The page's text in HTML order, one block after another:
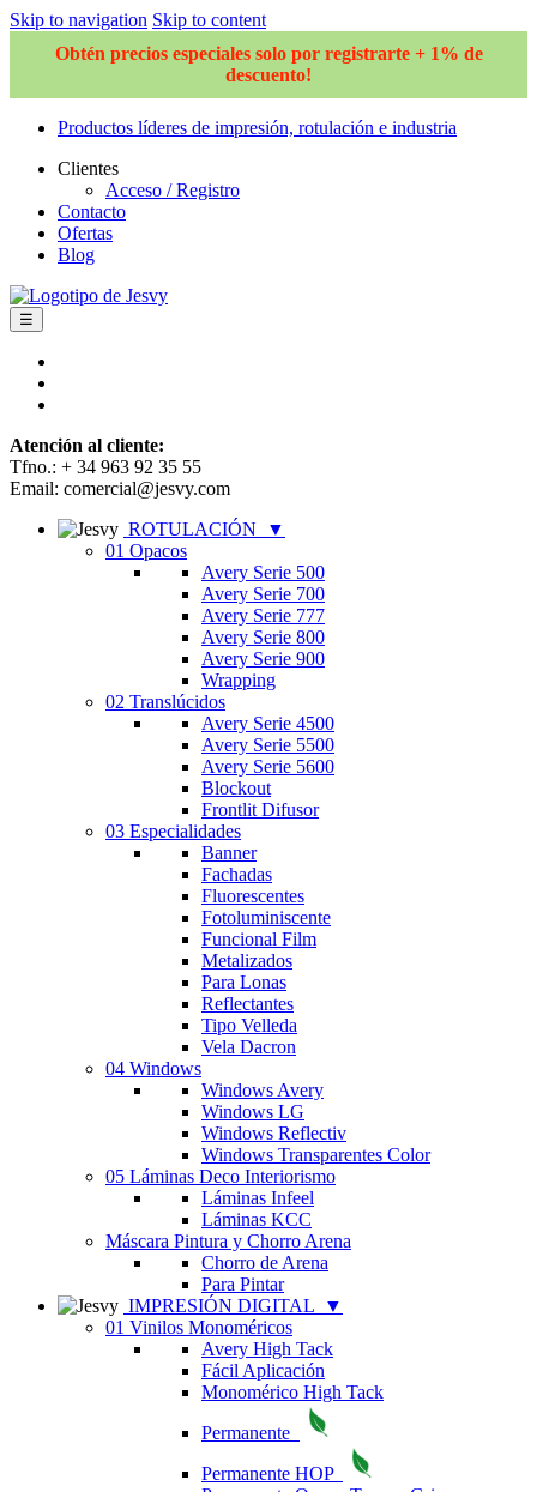
Skip to navigation Skip to content
Obtén precios especiales solo por registrarte + 1% de
descuento!
Productos líderes de impresión, rotulación e industria
Clientes
Acceso / Registro
Contacto
Ofertas
Blog
☰
Atención al cliente:
Tfno.: + 34 963 92 35 55
Email: comercial@jesvy.com
ROTULACIÓN
▼
01 Opacos
Avery Serie 500
Avery Serie 700
Avery Serie 777
Avery Serie 800
Avery Serie 900
Wrapping
02 Translúcidos
Avery Serie 4500
Avery Serie 5500
Avery Serie 5600
Blockout
Frontlit Difusor
03 Especialidades
Banner
Fachadas
Fluorescentes
Fotoluminiscente
Funcional Film
Metalizados
Para Lonas
Reflectantes
Tipo Velleda
Vela Dacron
04 Windows
Windows Avery
Windows LG
Windows Reflectiv
Windows Transparentes Color
05 Láminas Deco Interiorismo
Láminas Infeel
Láminas KCC
Máscara Pintura y Chorro Arena
Chorro de Arena
Para Pintar
IMPRESIÓN DIGITAL
▼
01 Vinilos Monoméricos
Avery High Tack
Fácil Aplicación
Monomérico High Tack
Permanente
Permanente HOP